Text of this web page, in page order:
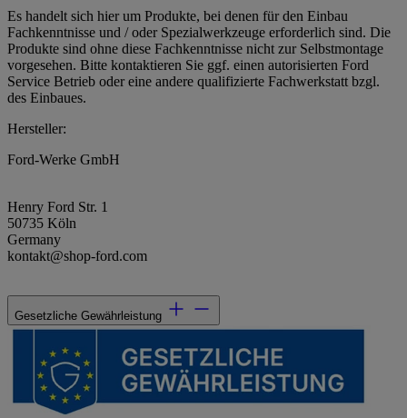
Es handelt sich hier um Produkte, bei denen für den Einbau
Fachkenntnisse und / oder Spezialwerkzeuge erforderlich sind. Die
Produkte sind ohne diese Fachkenntnisse nicht zur Selbstmontage
vorgesehen. Bitte kontaktieren Sie ggf. einen autorisierten Ford
Service Betrieb oder eine andere qualifizierte Fachwerkstatt bzgl.
des Einbaues.
Hersteller:
Ford-Werke GmbH
Henry Ford Str. 1
50735 Köln
Germany
kontakt@shop-ford.com
Gesetzliche Gewährleistung